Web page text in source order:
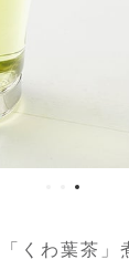
「くわ葉茶